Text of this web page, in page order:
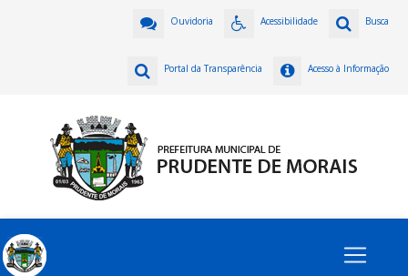
Busca
Acessibilidade
Ouvidoria
Acesso à Informação
Portal da Transparência